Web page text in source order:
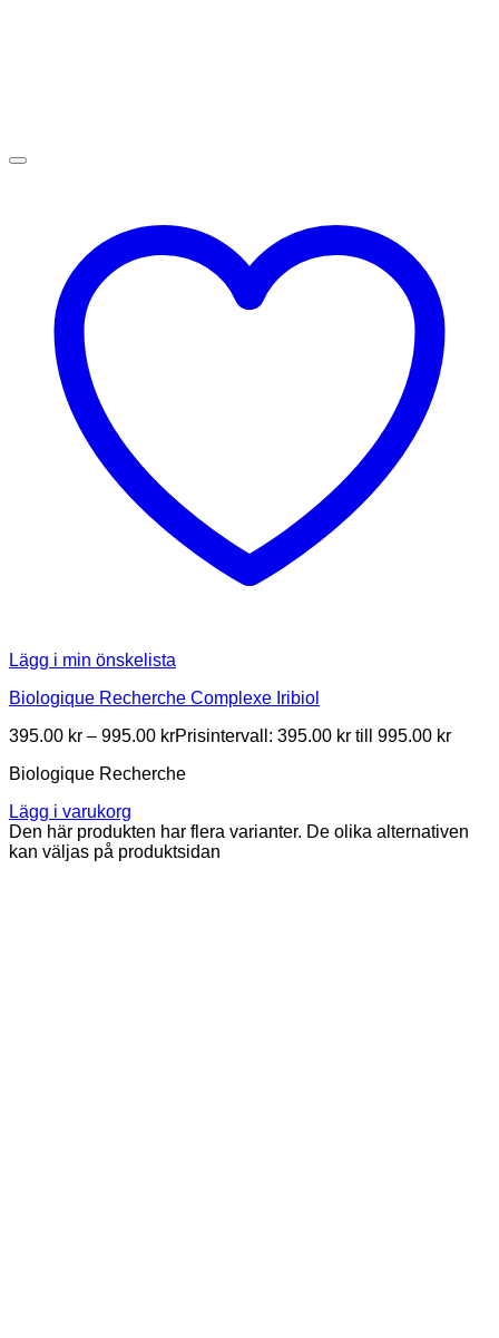
Lägg i min önskelista
Biologique Recherche Complexe Iribiol
395.00 kr – 995.00 krPrisintervall: 395.00 kr till 995.00 kr
Biologique Recherche
Lägg i varukorg
Den här produkten har flera varianter. De olika alternativen
kan väljas på produktsidan